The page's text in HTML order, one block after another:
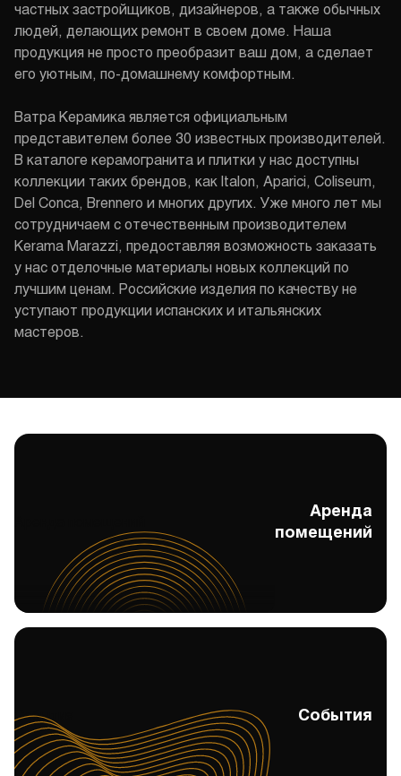
частных застройщиков, дизайнеров, а также обычных
людей, делающих ремонт в своем доме. Наша
продукция не просто преобразит ваш дом, а сделает
его уютным, по-домашнему комфортным.
Ватра Керамика является официальным
представителем более 30 известных производителей.
В каталоге керамогранита и плитки у нас доступны
коллекции таких брендов, как Italon, Aparici, Coliseum,
Del Conca, Brennero и многих других. Уже много лет мы
сотрудничаем с отечественным производителем
Kerama Marazzi, предоставляя возможность заказать
у нас отделочные материалы новых коллекций по
лучшим ценам. Российские изделия по качеству не
уступают продукции испанских и итальянских
мастеров.
Аренда
помещений
События События